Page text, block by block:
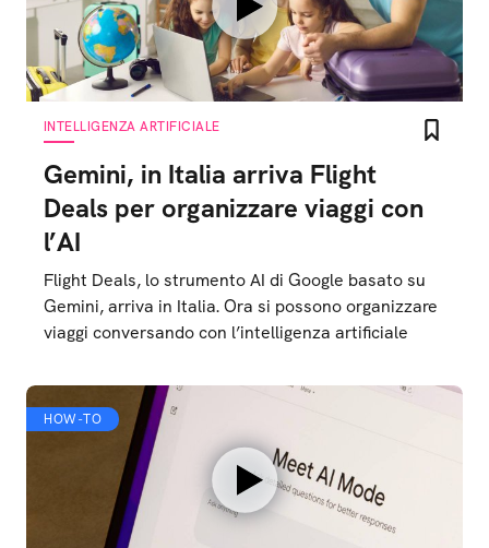
INTELLIGENZA ARTIFICIALE
Gemini, in Italia arriva Flight
Deals per organizzare viaggi con
l’AI
Flight Deals, lo strumento AI di Google basato su
Gemini, arriva in Italia. Ora si possono organizzare
viaggi conversando con l’intelligenza artificiale
HOW-TO